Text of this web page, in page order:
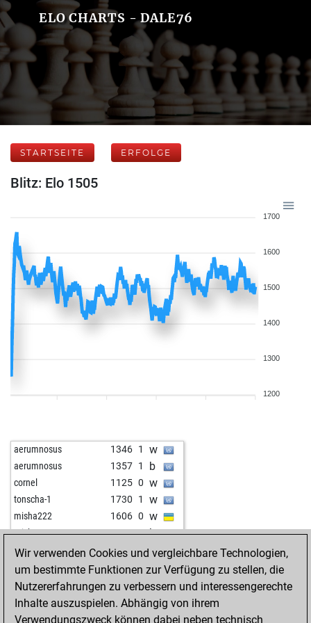
ELO CHARTS - DALE76
STARTSEITE ERFOLGE
Blitz: Elo 1505
1700
1600
1500
1400
1300
1200
aerumnosus 1346 1 w
aerumnosus 1357 1 b
cornel 1125 0 w
tonscha-1 1730 1 w
misha222 1606 0 w
misha222 1593 0 b
misha222 1615 1 w
starilisac 1732 0 w
starilisac 1724 0 b
starilisac 1716 0 w
carlosmontero 1542 0 w
Wir verwenden Cookies und vergleichbare Technologien,
um bestimmte Funktionen zur Verfügung zu stellen, die
Nutzererfahrungen zu verbessern und interessengerechte
Inhalte auszuspielen. Abhängig von ihrem
Verwendungszweck können dabei neben technisch